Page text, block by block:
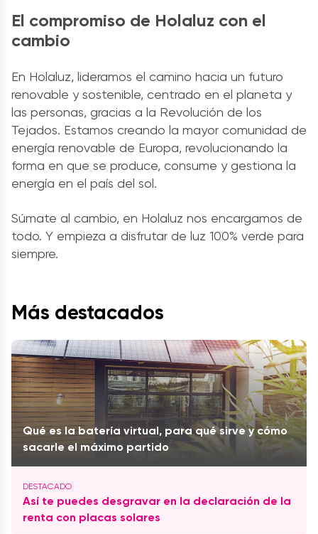
El compromiso de Holaluz con el
cambio
En Holaluz, lideramos el camino hacia un futuro
renovable y sostenible, centrado en el planeta y
las personas, gracias a la Revolución de los
Tejados. Estamos creando la mayor comunidad de
energía renovable de Europa, revolucionando la
forma en que se produce, consume y gestiona la
energía en el país del sol.
Súmate al cambio, en Holaluz nos encargamos de
todo. Y empieza a disfrutar de luz 100% verde para
siempre.
Más destacados
Qué es la batería virtual, para qué sirve y cómo
sacarle el máximo partido
Así te puedes desgravar en la declaración de la
renta con placas solares